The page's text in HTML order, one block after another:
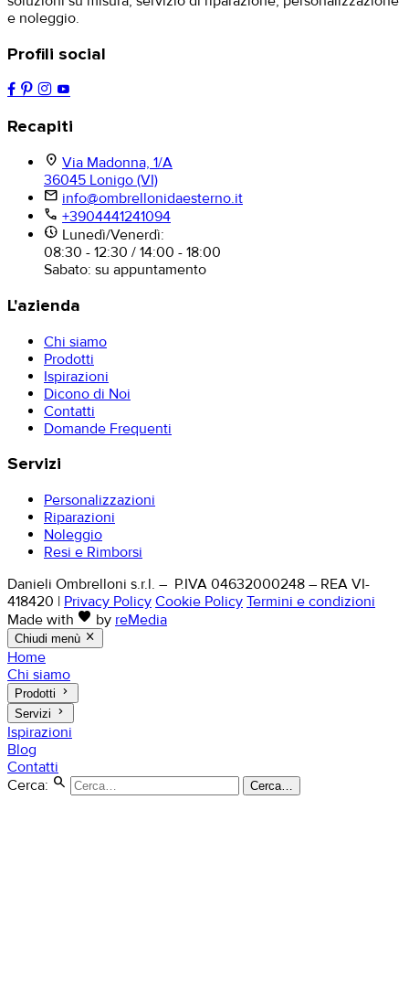
e noleggio.
Profili social
Recapiti
location_on Via Madonna, 1/A
36045 Lonigo (VI)
mail info@ombrellonidaesterno.it
phone +3904441241094
nest_clock_farsight_analog Lunedì/Venerdì:
08:30 - 12:30 / 14:00 - 18:00
Sabato: su appuntamento
L'azienda
Chi siamo
Prodotti
Ispirazioni
Dicono di Noi
Contatti
Domande Frequenti
Servizi
Personalizzazioni
Riparazioni
Noleggio
Resi e Rimborsi
Danieli Ombrelloni s.r.l. – P.IVA 04632000248 – REA VI-
418420 | Privacy Policy Cookie Policy Termini e condizioni
Made with favorite by reMedia
Chiudi menù close
Home
Chi siamo
Prodotti keyboard_arrow_right
Servizi keyboard_arrow_right
Ispirazioni
Blog
Contatti
Cerca: search Cerca…